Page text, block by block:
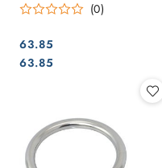
(0)
Cena:
63.85
Cena:
63.85